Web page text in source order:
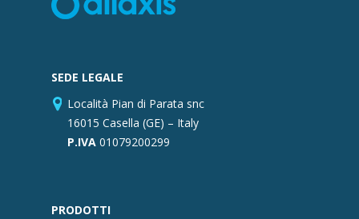
SEDE LEGALE
Località Pian di Parata snc
16015 Casella (GE) – Italy
P.IVA 01079200299
PRODOTTI